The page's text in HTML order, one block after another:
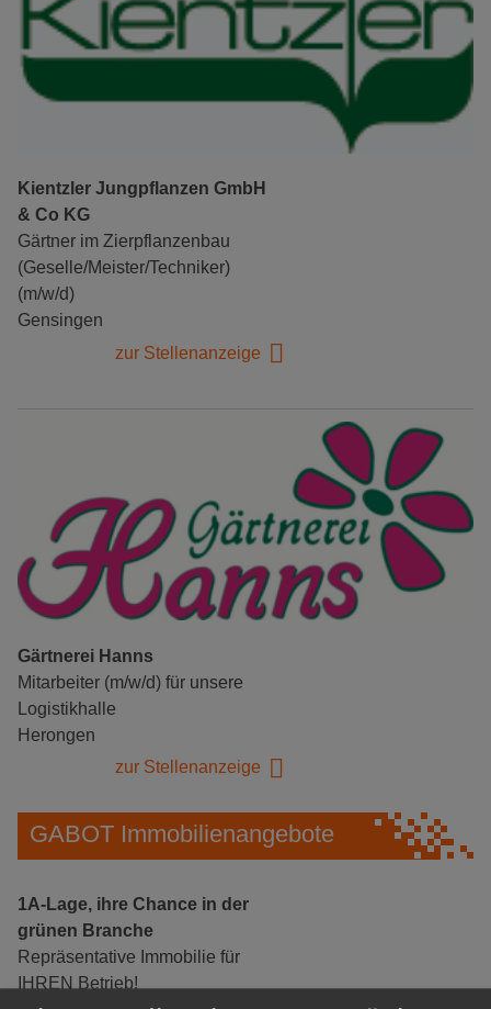
Kientzler Jungpflanzen GmbH
& Co KG
Gärtner im Zierpflanzenbau
(Geselle/Meister/Techniker)
(m/w/d)
Gensingen
zur Stellenanzeige
Gärtnerei Hanns
Mitarbeiter (m/w/d) für unsere
Logistikhalle
Herongen
zur Stellenanzeige
GABOT Immobilienangebote
1A-Lage, ihre Chance in der
grünen Branche
Repräsentative Immobilie für
IHREN Betrieb!